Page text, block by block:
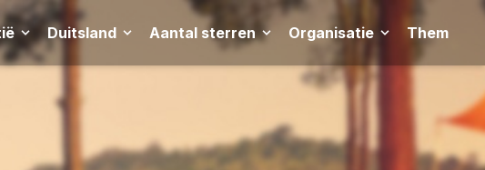
Duitsland Aantal sterren Organisatie Thema